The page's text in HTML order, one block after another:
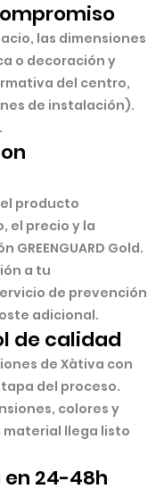
las dimensiones
o decoración y
del centro,
de instalación).
producto
el precio y la
Gold.
a tu
de prevención
adicional.
de calidad
de Xàtiva con
del proceso.
colores y
llega listo
en 24-48h